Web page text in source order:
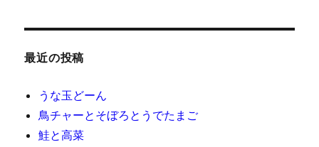
最近の投稿
うな玉どーん
鳥チャーとそぼろとうでたまご
鮭と高菜